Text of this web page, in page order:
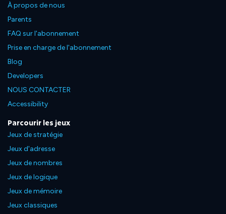
À propos de nous
Parents
FAQ sur l'abonnement
Prise en charge de l'abonnement
Blog
Developers
NOUS CONTACTER
Accessibility
Parcourir les jeux
Jeux de stratégie
Jeux d'adresse
Jeux de nombres
Jeux de logique
Jeux de mémoire
Jeux classiques